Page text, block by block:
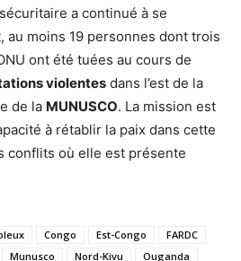
a continué à se
au moins 19 personnes dont trois
ont été tuées au cours de
violentes dans l’est de la
de la MUNUSCO. La mission est
à rétablir la paix dans cette
conflits où elle est présente
Congo Est-Congo
FARDC
Munusco Nord-Kivu Ouganda